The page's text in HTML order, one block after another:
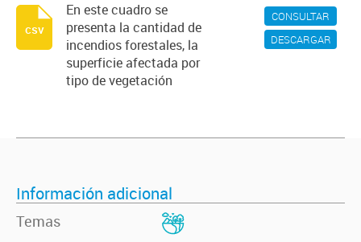
CONSULTAR
DESCARGAR
En este cuadro se
presenta la cantidad de
incendios forestales, la
superficie afectada por
tipo de vegetación
csv
Información adicional
Temas